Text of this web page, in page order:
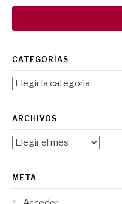
CATEGORÍAS
Categorías
ARCHIVOS
Archivos
META